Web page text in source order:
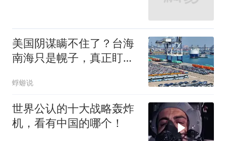
美国阴谋瞒不住了？台海
南海只是幌子，真正盯上
蜉蝣说
世界公认的十大战略轰炸
机，看有中国的哪个！